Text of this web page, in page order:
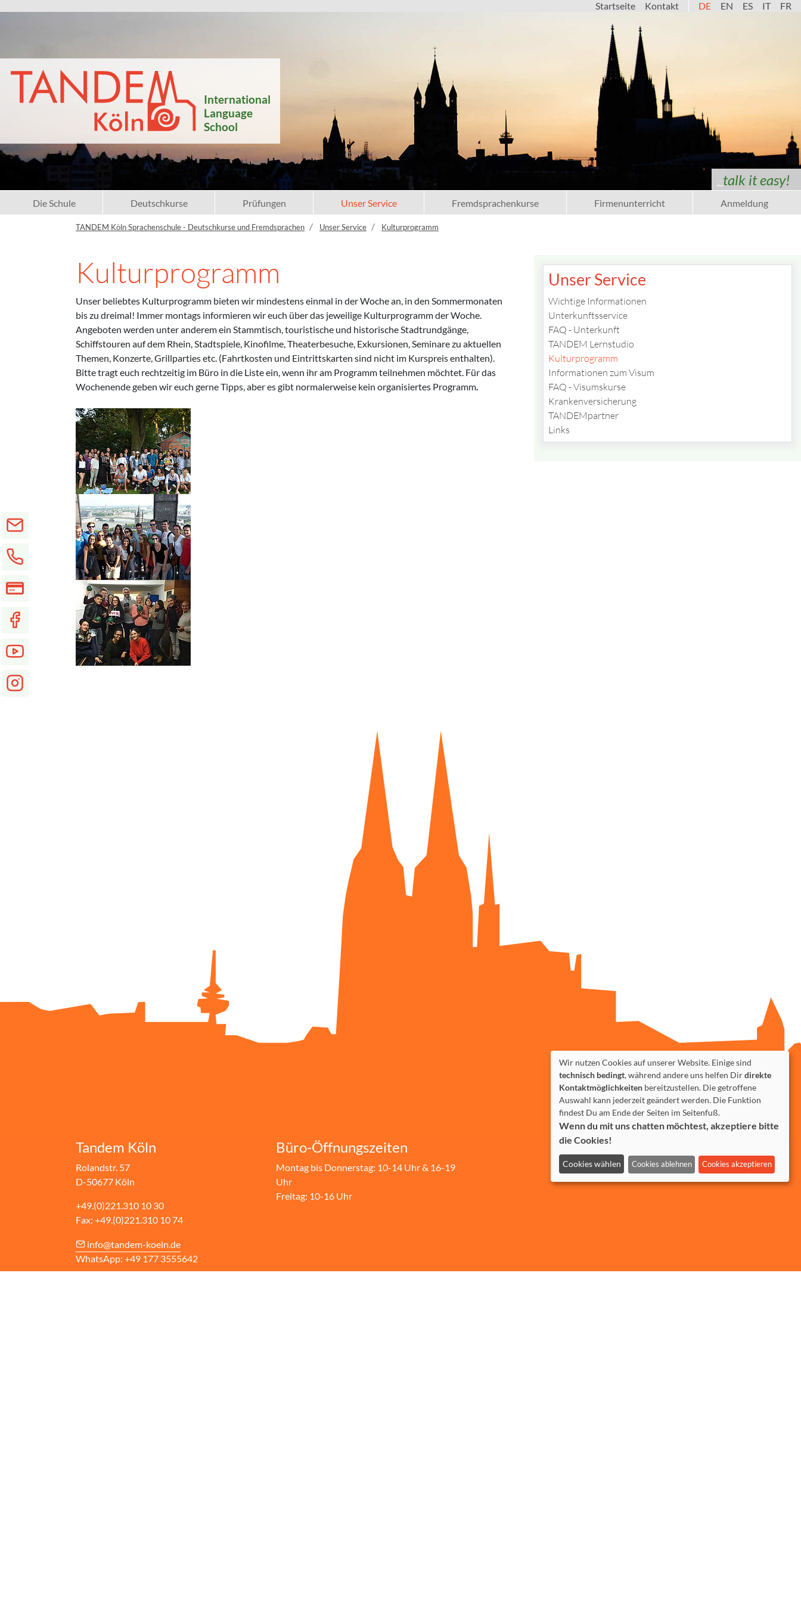
Startseite Kontakt DE EN ES IT FR
International
Language
School
talk it easy!
Die Schule Deutschkurse Prüfungen Unser Service Fremdsprachenkurse Firmenunterricht Anmeldung
TANDEM Köln Sprachenschule - Deutschkurse und Fremdsprachen Unser Service Kulturprogramm
Kulturprogramm
Unser beliebtes Kulturprogramm bieten wir mindestens einmal in der Woche an, in den Sommermonaten
bis zu dreimal! Immer montags informieren wir euch über das jeweilige Kulturprogramm der Woche.
Angeboten werden unter anderem ein Stammtisch, touristische und historische Stadtrundgänge,
Schiffstouren auf dem Rhein, Stadtspiele, Kinofilme, Theaterbesuche, Exkursionen, Seminare zu aktuellen
Themen, Konzerte, Grillparties etc. (Fahrtkosten und Eintrittskarten sind nicht im Kurspreis enthalten).
Bitte tragt euch rechtzeitig im Büro in die Liste ein, wenn ihr am Programm teilnehmen möchtet. Für das
Wochenende geben wir euch gerne Tipps, aber es gibt normalerweise kein organisiertes Programm.
Unser Service
Wichtige Informationen
Unterkunftsservice
FAQ - Unterkunft
TANDEM Lernstudio
Kulturprogramm
Informationen zum Visum
FAQ - Visumskurse
Krankenversicherung
TANDEMpartner
Links
Tandem Köln
Rolandstr. 57
D-50677 Köln
+49.(0)221.310 10 30
Fax: +49.(0)221.310 10 74
info@tandem-koeln.de
WhatsApp: +49 177 3555642
Büro-Öffnungszeiten
Montag bis Donnerstag: 10-14 Uhr & 16-19
Uhr
Freitag: 10-16 Uhr
Wir nutzen Cookies auf unserer Website. Einige sind
technisch bedingt, während andere uns helfen Dirdirekte
Kontaktmöglichkeiten bereitzustellen. Die getroffene
Auswahl kann jederzeit geändert werden. Die Funktion
findest Du am Ende der Seiten im Seitenfuß.
Wenn du mit uns chatten möchtest, akzeptiere bitte
die Cookies!
Cookies wählen Cookies ablehnen Cookies akzeptieren